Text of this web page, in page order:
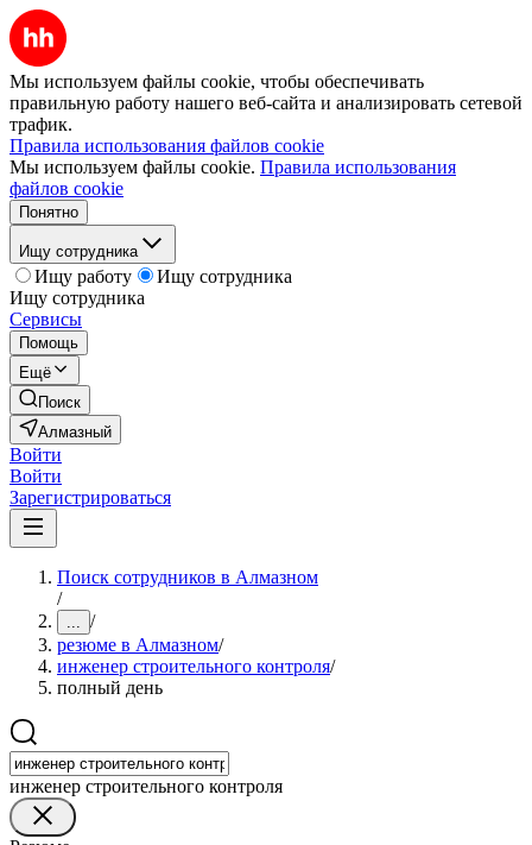
Мы используем файлы cookie, чтобы обеспечивать
правильную работу нашего веб-сайта и анализировать сетевой
трафик.
Правила использования файлов cookie
Мы используем файлы cookie. Правила использования
файлов cookie
Понятно
Ищу сотрудника
Ищу работу
Ищу сотрудника
Ищу сотрудника
Сервисы
Помощь
Ещё
Поиск
Алмазный
Войти
Войти
Зарегистрироваться
Поиск сотрудников в Алмазном
/
... /
резюме в Алмазном/
инженер строительного контроля/
полный день
инженер строительного контроля